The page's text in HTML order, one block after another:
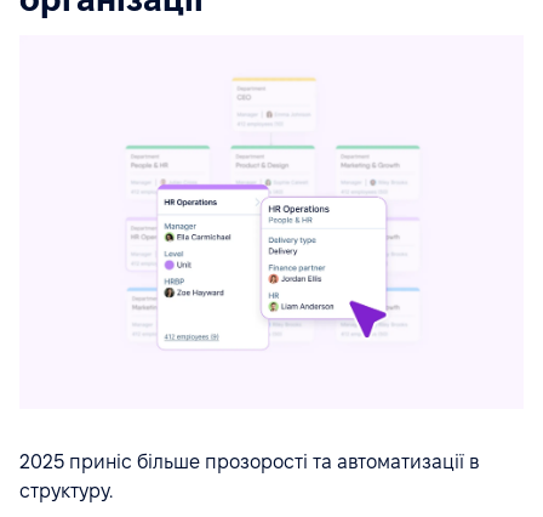
2025 приніс більше прозорості та автоматизації в
структуру.